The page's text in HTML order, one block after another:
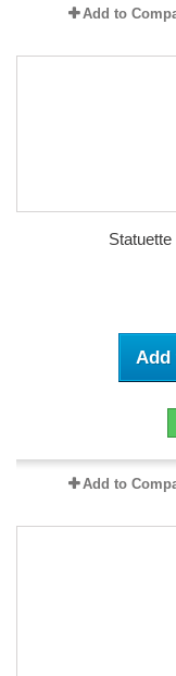
Add to
Add
Add to